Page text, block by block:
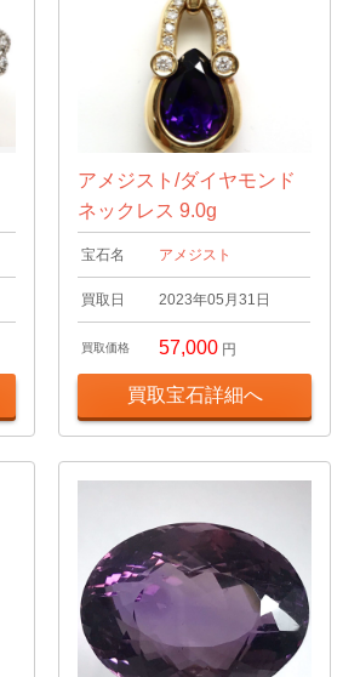
アメジスト/ダイヤモンド
ネックレス 9.0g
宝石名 アメジスト
買取日 2023年05月31日
買取価格 57,000 円
買取宝石詳細へ